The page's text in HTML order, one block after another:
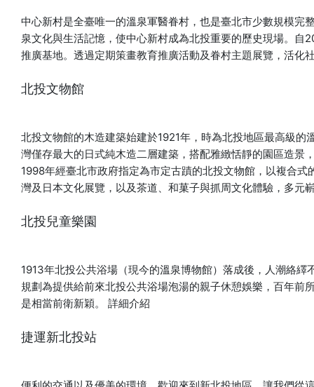
中心新村是全臺唯一的溫泉軍醫眷村，也是臺北市少數規模完
泉文化與生活記憶，使中心新村成為北投重要的歷史現場。
推廣基地。透過定期策畫教育推廣活動及眷村主題展覽，活
北投文物館
北投文物館的木造建築始建於1921年，時為北投地區最高級
灣僅存最大的日式純木造二層建築，搭配雅緻恬靜的園區造景
1998年經臺北市政府指定為市定古蹟的北投文物館，以複合
灣及日本文化展覽，以及茶道、和菓子與抓周文化體驗，多元
北投兒童樂園
1913年北投公共浴場（現今的溫泉博物館）落成後，人潮絡
規劃為提供給前來北投公共浴場泡湯的親子休憩娛樂，百年
是相當前衛新穎。 詳細介紹
捷運新北投站